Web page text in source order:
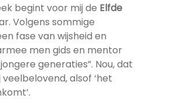
begint voor mij de Elfde
Volgens sommige
fase van wijsheid en
men gids en mentor
generaties”. Nou, dat
alsof ‘het